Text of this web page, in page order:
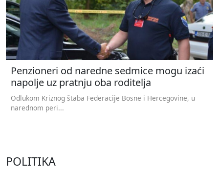
Penzioneri od naredne sedmice mogu izaći
napolje uz pratnju oba roditelja
Odlukom Kriznog štaba Federacije Bosne i Hercegovine, u
narednom peri...
POLITIKA